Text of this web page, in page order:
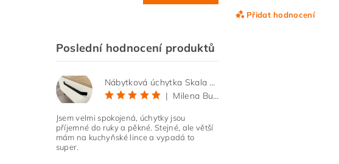
Poslední hodnocení produktů
Nábytková úchytka Skala černá matná
|
Milena Bučková
Jsem velmi spokojená, úchytky jsou
příjemné do ruky a pěkné. Stejné, ale větší
mám na kuchyňské lince a vypadá to
super.
Přidat hodnocení